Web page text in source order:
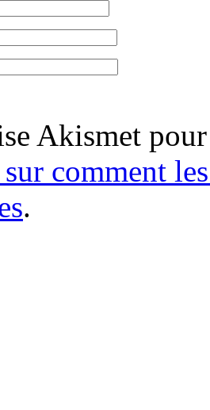
Akismet
comment
.